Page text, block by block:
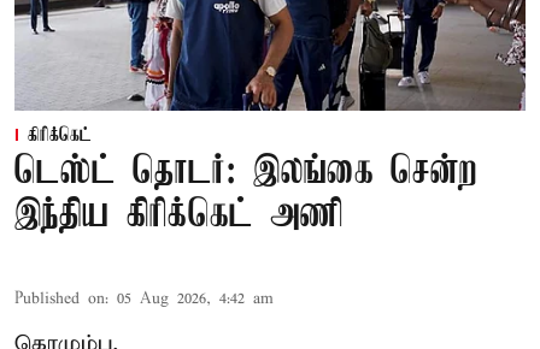
கிரிக்கெட்
டெஸ்ட் தொடர்: இலங்கை சென்ற
இந்திய கிரிக்கெட் அணி
Published on: 05 Aug 2026, 4:42 am
கொழும்பு,